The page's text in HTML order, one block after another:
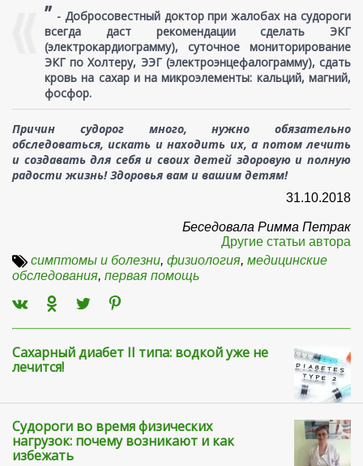
” - Добросовестный доктор при жалобах на судороги
всегда даст рекомендации сделать ЭКГ
(электрокардиограмму), суточное мониторирование
ЭКГ по Холтеру, ЭЭГ (электроэнцефалограмму), сдать
кровь на сахар и на микроэлементы: кальций, магний,
фосфор.
Причин судорог много, нужно обязательно
обследоваться, искать и находить их, а потом лечить
и создавать для себя и своих детей здоровую и полную
радости жизнь! Здоровья вам и вашим детям!
31.10.2018
Беседовала Римма Петрак
Другие статьи автора
симптомы и болезни, физиология, медицинские
обследования, первая помощь
Сахарный диабет II типа: водкой уже не
лечится!
Судороги во время физических
нагрузок: почему возникают и как
избежать